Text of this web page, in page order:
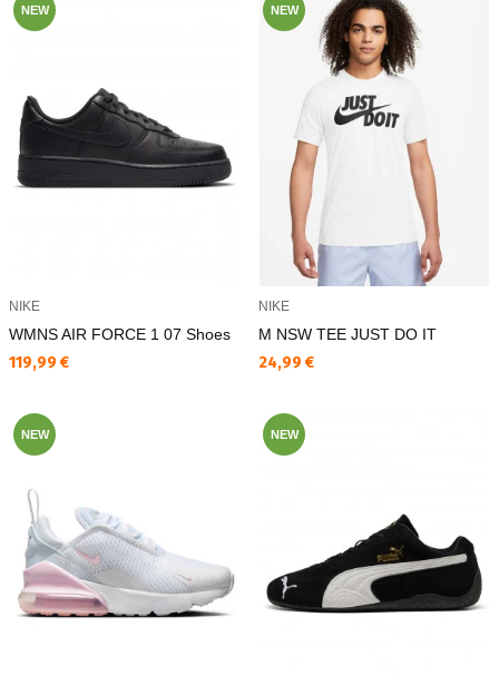
NEW
NIKE
WMNS AIR FORCE 1 07 Shoes
Текуща цена:
119,99 €
NEW
NIKE
M NSW TEE JUST DO IT
Текуща цена:
24,99 €
NEW NEW